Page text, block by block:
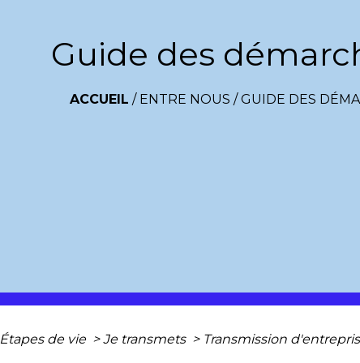
Guide des
ACCUEIL / ENTRE NOUS /GUIDE DES
Étapes de vie > Je transmets > Transmission